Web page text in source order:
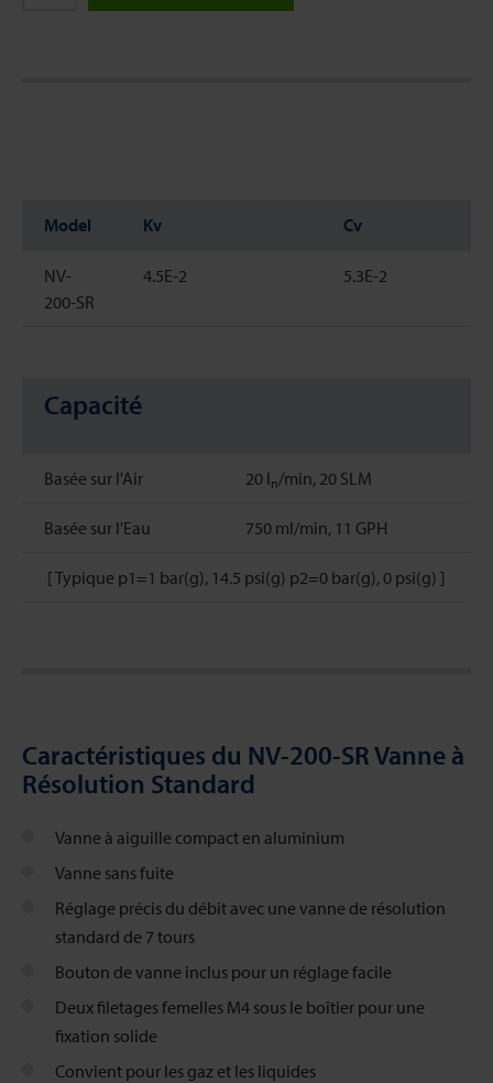
Model Kv Cv
NV-
200-SR
4.5E-2 5.3E-2
Capacité
Basée sur l'Air 20 ln/min, 20 SLM
Basée sur l'Eau 750 ml/min, 11 GPH
[ Typique p1=1 bar(g), 14.5 psi(g) p2=0 bar(g), 0 psi(g) ]
Caractéristiques du NV-200-SR Vanne à
Résolution Standard
Vanne à aiguille compact en aluminium
Vanne sans fuite
Réglage précis du débit avec une vanne de résolution
standard de 7 tours
Bouton de vanne inclus pour un réglage facile
Deux filetages femelles M4 sous le boîtier pour une
fixation solide
Convient pour les gaz et les liquides